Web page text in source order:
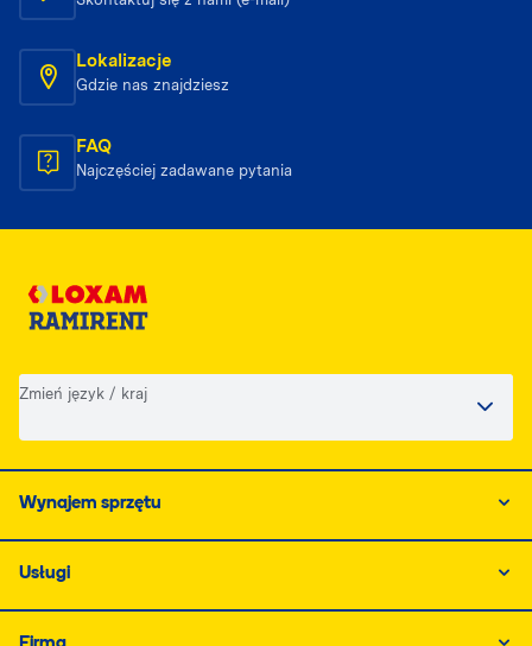
Lokalizacje
Gdzie nas znajdziesz
FAQ
Najczęściej zadawane pytania
Zmień język / kraj
Wynajem sprzętu
Usługi